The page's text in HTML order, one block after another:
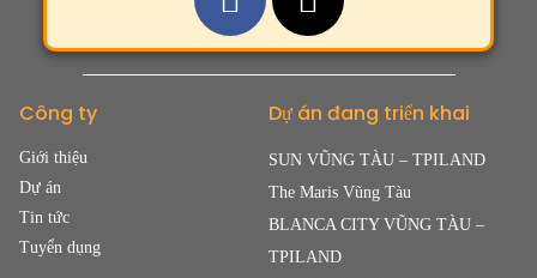
Công ty
Giới thiệu
Dự án
Tin tức
Tuyển dụng
Dự án đang triển khai
SUN VŨNG TÀU – TPILAND
The Maris Vũng Tàu
BLANCA CITY VŨNG TÀU –
TPILAND